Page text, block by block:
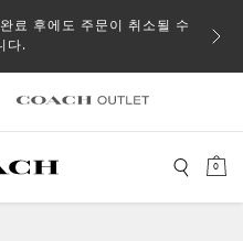
료 후에도 주문이 취소될 수
다.
0